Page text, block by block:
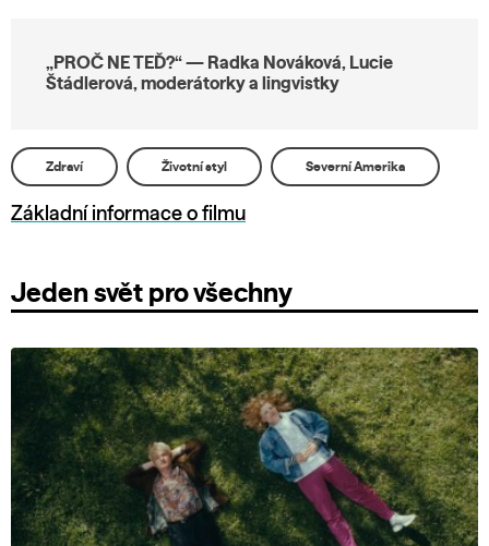
„PROČ NE TEĎ?“ — Radka Nováková, Lucie
Štádlerová, moderátorky a lingvistky
Zdraví Životní styl Severní Amerika
Základní informace o filmu
Jeden svět pro všechny